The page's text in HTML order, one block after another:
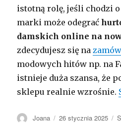
istotną rolę, jeśli chodzi
marki może odegrać
damskich online na
zdecydujesz się na
modowych hitów np. na
istnieje duża szansa, że
sklepu realnie wzrośnie.
Autor
Joana Opublikowano
26 stycznia 2025